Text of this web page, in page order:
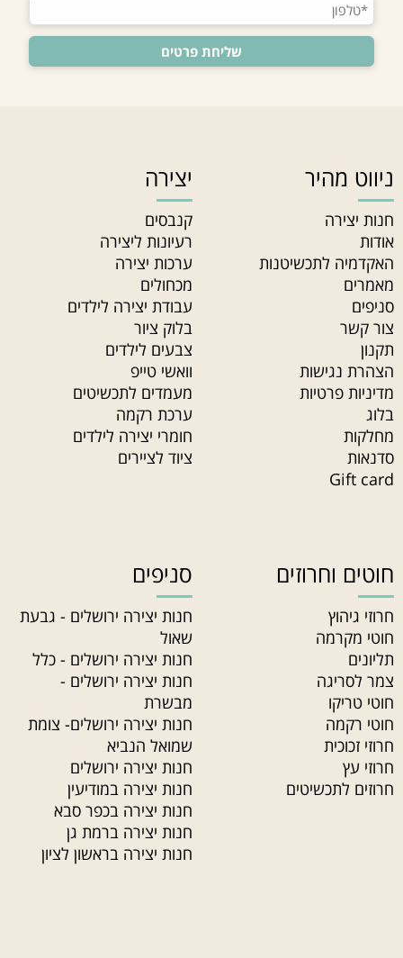
ניווט מהיר
חנות יצירה
אודות
האקדמיה לתכשיטנות
מאמרים
סניפים
צור קשר
תקנון
הצהרת נגישות
מדיניות פרטיות
בלוג
מחלקות
סדנאות
Gift card
יצירה
קנבסים
רעיונות ליצירה
ערכות יצירה
מכחולים
עבודת יצירה לילדים
בלוק ציור
צבעים לילדים
וואשי טייפ
מעמדים לתכשיטים
ערכת רקמה
חומרי יצירה לילדים
ציוד לציירים
חוטים וחרוזים
חרוזי גיהוץ
חוטי מקרמה
תליונים
צמר לסריגה
חוטי טריקו
חוטי רקמה
חרוזי זכוכית
חרוזי עץ
חרוזים לתכשיטים
סניפים
חנות יצירה ירושלים - גבעת
שאול
חנות יצירה ירושלים - כלל
חנות יצירה ירושלים -
מבשרת
חנות יצירה ירושלים- צומת
שמואל הנביא
חנות יצירה ירושלים
חנות יצירה במודיעין
חנות יצירה בכפר סבא
חנות יצירה ברמת גן
חנות יצירה בראשון לציון